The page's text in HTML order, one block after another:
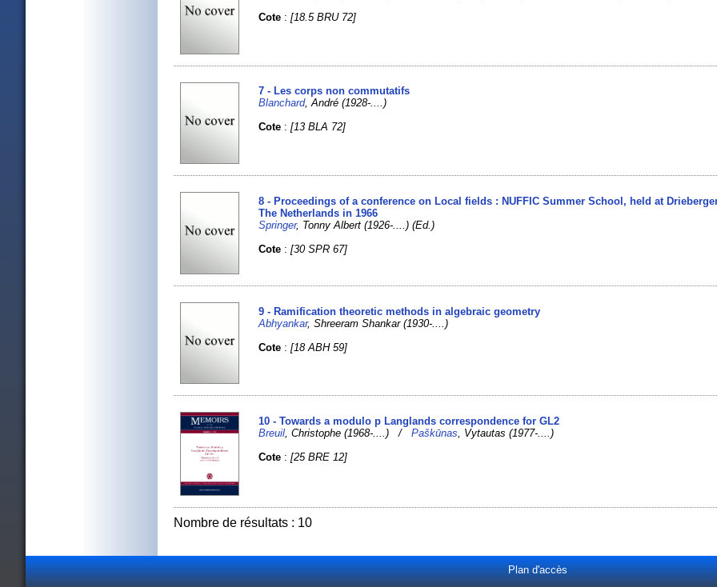
Cote :[18.5 BRU 72]
7 - Les corps non commutatifs
Blanchard, André (1928-....)
Cote :[13 BLA 72]
8 - Proceedings of a conference on Local fields : NUFFIC Summer School, held at
The Netherlands in 1966
Springer, Tonny Albert (1926-....) (Ed.)
Cote :[30 SPR 67]
9 - Ramification theoretic methods in algebraic geometry
Abhyankar, Shreeram Shankar (1930-....)
Cote :[18 ABH 59]
10 - Towards a modulo p Langlands correspondence for GL2
Breuil, Christophe (1968-....) /Paškūnas, Vytautas (1977-....)
Cote :[25 BRE 12]
Nombre de résultats : 10
Plan d'accès